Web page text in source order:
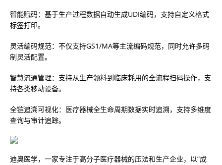
智能赋码：基于生产过程数据自动生成UDI编码，支持自定义格式
标签打印。
灵活编码规范：不仅支持GS1/MA等主流编码规范，同时允许多码
制灵活配置。
智慧流通管理：支持从生产领料到临床耗用的全流程扫码操作，支
持各类移动设备。
全链追溯可视化：医疗器械全生命周期数据实时追溯，支持多维度
查询与审计追踪。
迪奥医学，一家专注于高分子医疗器械的压法和生产企业，以“成